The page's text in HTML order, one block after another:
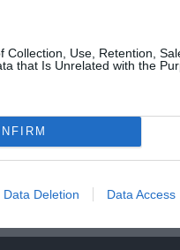
Collection, Use, Retention,
that Is Unrelated with the
Data Deletion Data Access
Ελένη Μπουκαούρη –
κοινωνικό βιβλίο για